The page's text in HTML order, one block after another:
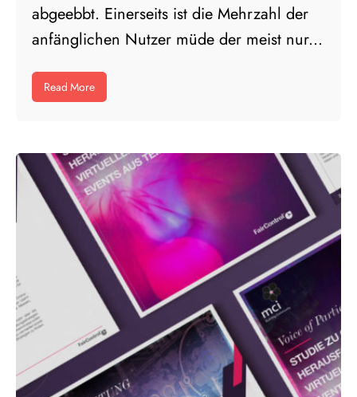
abgeebbt. Einerseits ist die Mehrzahl der
anfänglichen Nutzer müde der meist nur...
Read More